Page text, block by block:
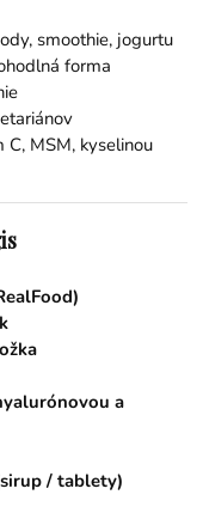
smoothie, jogurtu
forma
C, MSM, kyselinou
a
/ tablety)